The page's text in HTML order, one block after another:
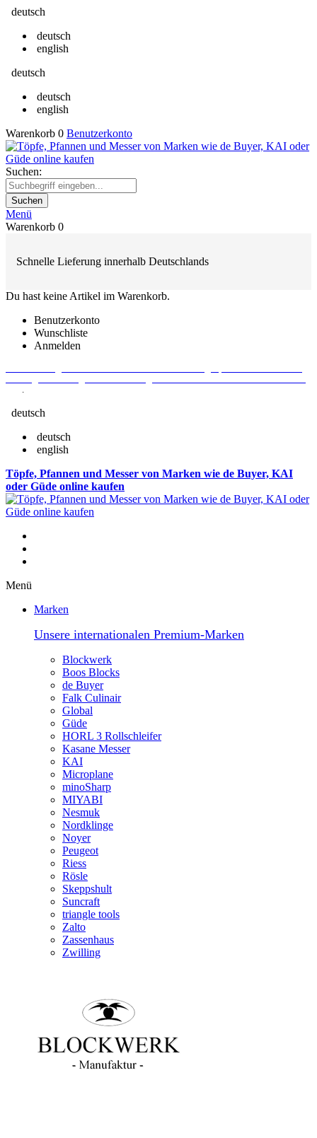
deutsch
deutsch
english
deutsch
deutsch
english
Warenkorb 0 Benutzerkonto
Suchen:
Suchen
Menü
Warenkorb 0
Schnelle Lieferung innerhalb Deutschlands
Du hast keine Artikel im Warenkorb.
Benutzerkonto
Wunschliste
Anmelden
.
deutsch
deutsch
english
Töpfe, Pfannen und Messer von Marken wie de Buyer, KAI
oder Güde online kaufen
Menü
Marken
Unsere internationalen Premium-Marken
Blockwerk
Boos Blocks
de Buyer
Falk Culinair
Global
Güde
HORL 3 Rollschleifer
Kasane Messer
KAI
Microplane
minoSharp
MIYABI
Nesmuk
Nordklinge
Noyer
Peugeot
Riess
Rösle
Skeppshult
Suncraft
triangle tools
Zalto
Zassenhaus
Zwilling